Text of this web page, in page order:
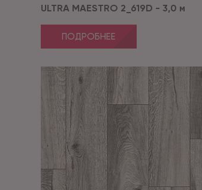
ULTRA MAESTRO 2_619D - 3,0 м
ПОДРОБНЕЕ